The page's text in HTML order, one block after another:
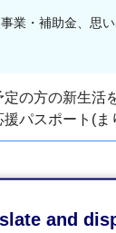
and
業・補助金、思
定の方の新生活
パスポート(ま
静岡